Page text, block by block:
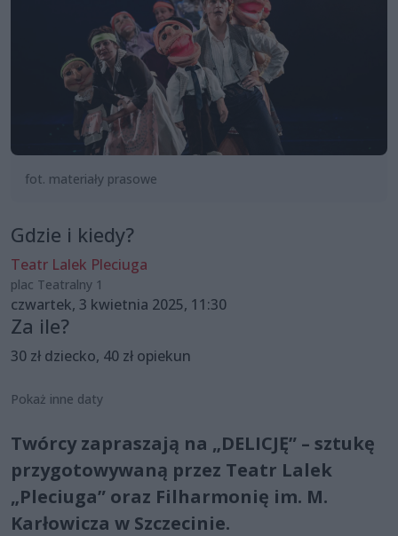
fot. materiały prasowe
Gdzie i kiedy?
Teatr Lalek Pleciuga
plac Teatralny 1
czwartek, 3 kwietnia 2025, 11:30
Za ile?
30 zł dziecko, 40 zł opiekun
Pokaż inne daty
Twórcy zapraszają na „DELICJĘ” – sztukę
przygotowywaną przez Teatr Lalek
„Pleciuga” oraz Filharmonię im. M.
Karłowicza w Szczecinie.